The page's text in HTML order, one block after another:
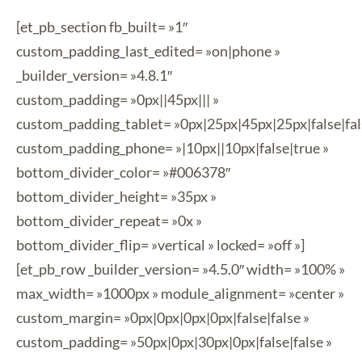
[et_pb_section fb_built= »1″
custom_padding_last_edited= »on|phone »
_builder_version= »4.8.1″
custom_padding= »0px||45px||| »
custom_padding_tablet=
custom_padding_phone= »|10px||10px|false|true »
bottom_divider_color= »#006378″
bottom_divider_height= »35px »
bottom_divider_repeat= »0x »
bottom_divider_flip= »vertical » locked= »off »]
[et_pb_row _builder_version= »4.5.0″ width= »100% »
max_width= »1000px » module_alignment= »center »
custom_margin= »0px|0px|0px|0px|false|false »
custom_padding= »50px|0px|30px|0px|false|false »